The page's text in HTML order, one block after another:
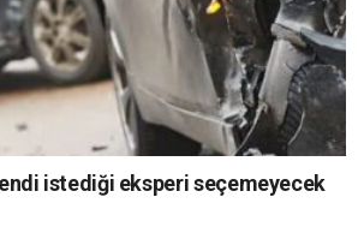
istediği eksperi seçemeyecek